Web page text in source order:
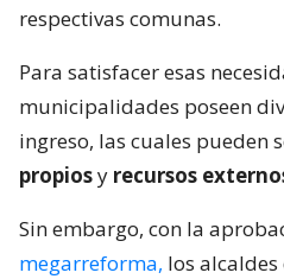
respectivas comunas.
Para satisfacer esas
municipalidades poseen
ingreso, las cuales pueden
propiosy recursos
Sin embargo, con la
megarreforma, los